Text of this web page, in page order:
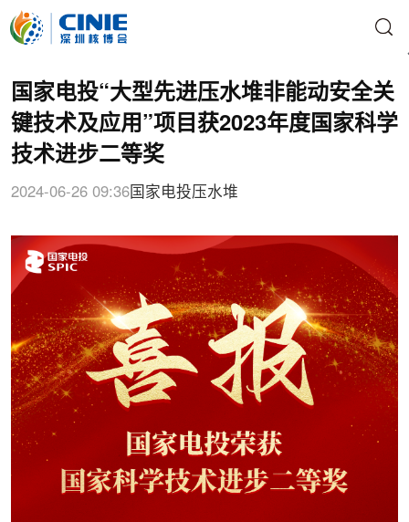
国家电投“大型先进压水堆非能动安全关
键技术及应用”项目获2023年度国家科学
技术进步二等奖
2024-06-26 09:36国家电投压水堆